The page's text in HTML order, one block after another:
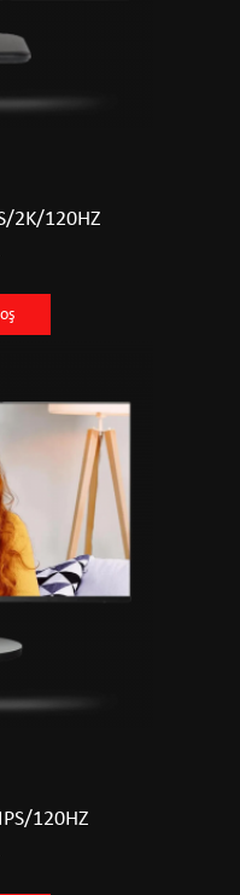
2K/120HZ
120HZ